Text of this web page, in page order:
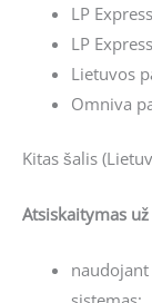
LP
LP
Lietuvos
Omniva
Kitas šalis
Atsiskaitymas